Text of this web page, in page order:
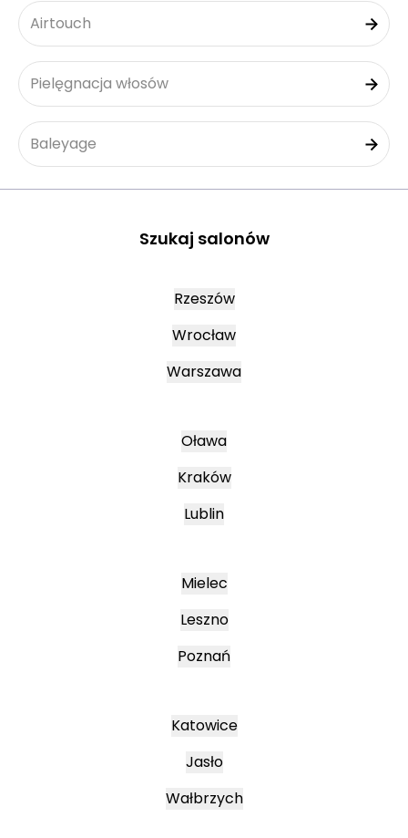
Airtouch
Pielęgnacja włosów
Baleyage
Szukaj salonów
Rzeszów
Wrocław
Warszawa
Oława
Kraków
Lublin
Mielec
Leszno
Poznań
Katowice
Jasło
Wałbrzych